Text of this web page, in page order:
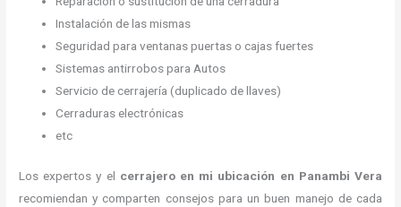
Instalación de las mismas
Seguridad para ventanas puertas o cajas fuertes
Sistemas antirrobos para Autos
Servicio de cerrajería (duplicado de llaves)
Cerraduras electrónicas
etc
Los expertos y el cerrajero en mi ubicación en Panambi Vera
recomiendan y comparten consejos para un buen manejo de cada